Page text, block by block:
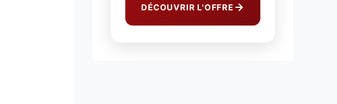
DÉCOUVRIR L'OFFRE